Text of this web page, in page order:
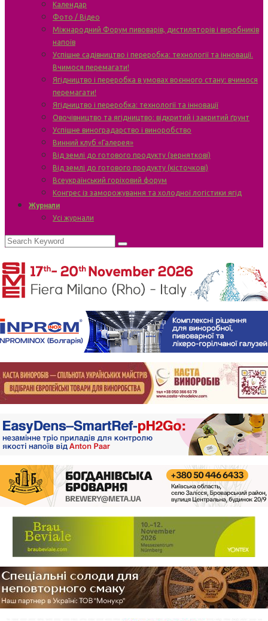
Календар
Фото / Відео
Міжнародний Форум пивоварів, дистиляторів і виробників
напоїв
Успішне садівництво і переробка: технології та інновації.
Вчимося перемагати!
Ягідництво і переробка в умовах воєнного стану: вчимося
перемагати!
Ягідництво і переробка: технології та інновації
Овочівництво та ягідництво: відкритий і закритий ґрунт
Успішне виноградарство і виноробство
Винний клуб «Галерея»
Від землі до готового продукту (зерняткові)
Від землі до готового продукту (кісточкові)
Всеукраїнський горіховий форум
Конгрес із заморожування та холодної логістики ягід
Журнали
Усі журнали